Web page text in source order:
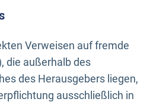
Verweisen auf fremde
die außerhalb des
des Herausgebers liegen,
ausschließlich in